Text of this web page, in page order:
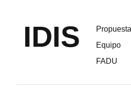
IDIS
Propuesta
Equipo
FADU